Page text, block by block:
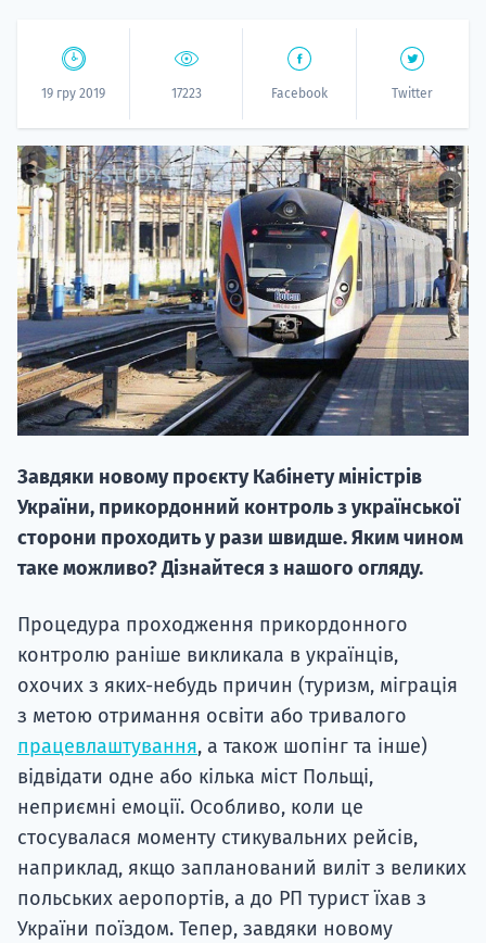
19 гру 2019 17223 Facebook Twitter
Завдяки новому проєкту Кабінету міністрів
України, прикордонний контроль з української
сторони проходить у рази швидше. Яким чином
таке можливо? Дізнайтеся з нашого огляду.
Процедура проходження прикордонного
контролю раніше викликала в українців,
охочих з яких-небудь причин (туризм, міграція
з метою отримання освіти або тривалого
працевлаштування, а також шопінг та інше)
відвідати одне або кілька міст Польщі,
неприємні емоції. Особливо, коли це
стосувалася моменту стикувальних рейсів,
наприклад, якщо запланований виліт з великих
польських аеропортів, а до РП турист їхав з
України поїздом. Тепер, завдяки новому
20.09
"Навчання
НАБІР
вступ на